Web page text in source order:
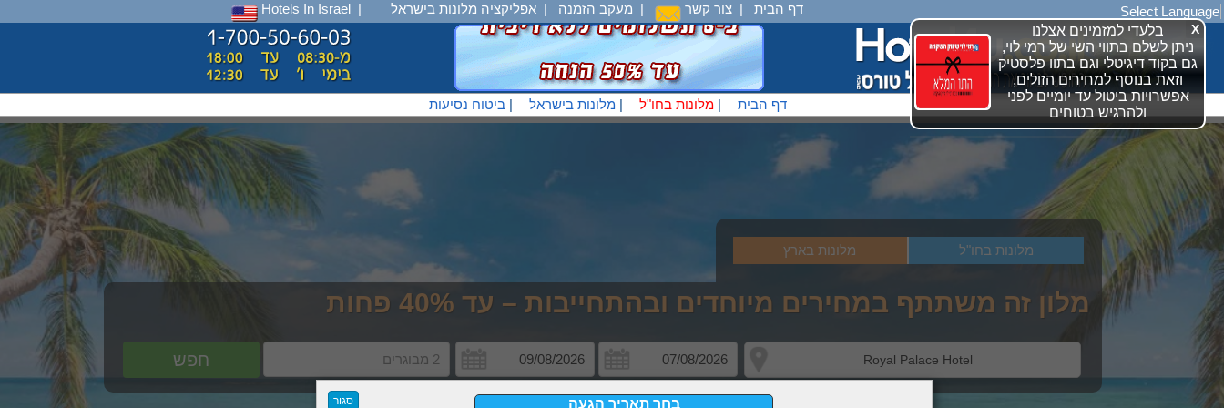
Hotels In Israel| אפליקציה מלונות בישראל| מעקב הזמנה | צור קשר| דף הבית Select Language
ביטוח נסיעות| מלונות בישראל| מלונות בחו"ל| דף הבית
מלונות בחו"ל מלונות בארץ
מלון זה משתתף במחירים מיוחדים ובהתחייבות – עד 40% פחות
2 מבוגרים חפש
בחר תאריך הגעה
בלעדי למזמינים אצלנו
ניתן לשלם בתווי השי של רמי לוי,
גם בקוד דיגיטלי וגם בתוו פלסטיק
וזאת בנוסף למחירים הזולים,
אפשרויות ביטול עד יומיים לפני
ולהרגיש בטוחים
X